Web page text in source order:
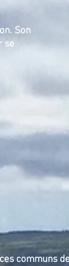
Son
se
communs